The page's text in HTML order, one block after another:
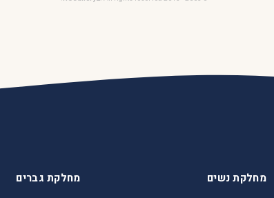
מחלקת נשים מחלקת גברים